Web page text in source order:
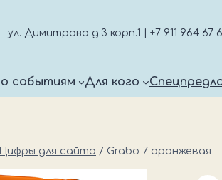
ул. Димитрова д.3 корп.1 | +7 911 964 67
событиям Для кого
Цифры для сайта / Grabo 7 оранжевая